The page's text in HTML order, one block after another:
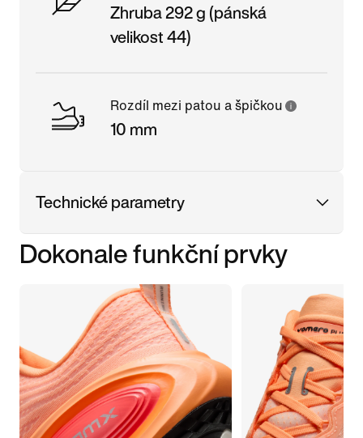
Zhruba 292 g (pánská
velikost 44)
Rozdíl mezi patou a špičkou
10 mm
Technické parametry
Dokonale funkční prvky